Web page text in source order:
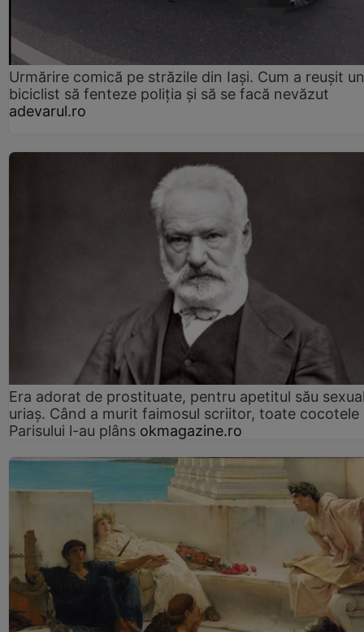
Urmărire comică pe străzile din Iași. Cum a reușit un
biciclist să fenteze poliția și să se facă nevăzut
adevarul.ro
Era adorat de prostituate, pentru apetitul său
uriaș. Când a murit faimosul scriitor, toate cocotele
Parisului l-au plâns okmagazine.ro